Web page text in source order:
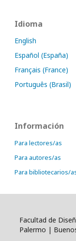
Idioma
English
Español (España)
Français (France)
Português (Brasil)
Información
Para lectores/as
Para autores/as
Para bibliotecarios/
Facultad de
Palermo |